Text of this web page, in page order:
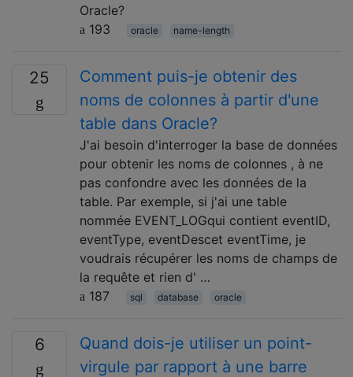
Oracle?
193
oracle name-length
25
Comment puis-je obtenir des
noms de colonnes à partir d'une
table dans Oracle?
J'ai besoin d'interroger la base de données
pour obtenir les noms de colonnes , à ne
pas confondre avec les données de la
table. Par exemple, si j'ai une table
nommée EVENT_LOGqui contient eventID,
eventType, eventDescet eventTime, je
voudrais récupérer les noms de champs de
la requête et rien d' …
187
sql database oracle
6
Quand dois-je utiliser un point-
virgule par rapport à une barre